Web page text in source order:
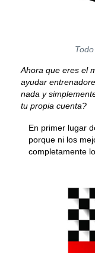
Ahora que eres el
ayudar
nada y
tu propia cuenta?
En primer lugar
porque ni los
completamente